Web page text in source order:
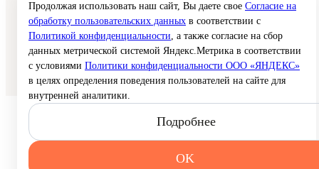
Политика конфиденциальности
Согласие на обработку персональных данных
Публичная оферта
Карта сайта
Создание сайта —
Продолжая использовать наш сайт, Вы даете свое Согласие на
обработку пользовательских данных в соответствии с
Политикой конфиденциальности, а также согласие на сбор
данных метрической системой Яндекс.Метрика в соответствии
с условиями Политики конфиденциальности ООО «ЯНДЕКС»
в целях определения поведения пользователей на сайте для
внутренней аналитики.
Подробнее
OK